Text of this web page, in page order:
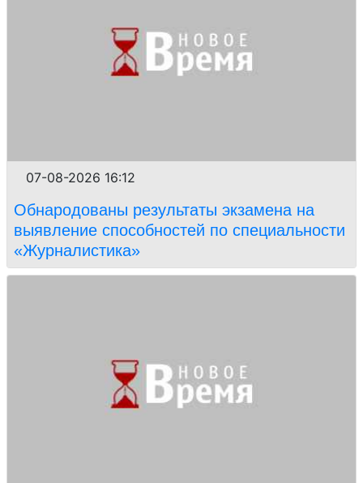
07-08-2026 16:12
Обнародованы результаты экзамена на
выявление способностей по специальности
«Журналистика»